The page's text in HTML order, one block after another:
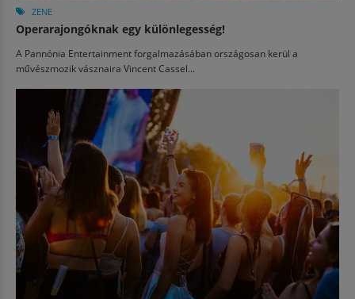
ZENE
Operarajongóknak egy különlegesség!
A Pannónia Entertainment forgalmazásában országosan kerül a
művészmozik vásznaira Vincent Cassel...